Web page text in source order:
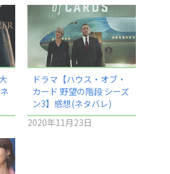
ドラマ【ハウス・オブ・
カード 野望の階段 シーズ
ン3】感想(ネタバレ)
2020年11月23日